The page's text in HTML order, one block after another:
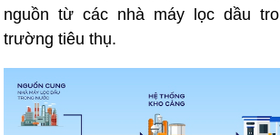
nguồn từ các nhà máy lọc dầu
trường tiêu thụ.